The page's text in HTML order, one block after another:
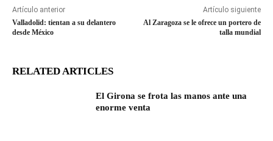
Artículo anterior
Valladolid: tientan a su delantero
desde México
Artículo siguiente
Al Zaragoza se le ofrece un portero de
talla mundial
RELATED ARTICLES
El Girona se frota las manos ante una
enorme venta